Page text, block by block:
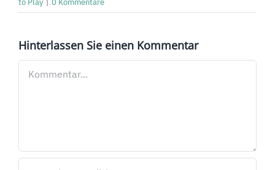
Hinterlassen Sie einen Kommentar